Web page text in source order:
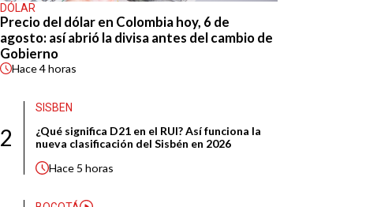
DÓLAR
Precio del dólar en Colombia hoy, 6 de
agosto: así abrió la divisa antes del cambio de
Gobierno
Hace4 horas
2
SISBEN
¿Qué significa D21 en el RUI? Así funciona la
nueva clasificación del Sisbén en 2026
Hace 5 horas